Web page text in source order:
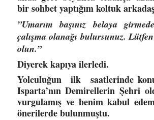
bir sohbet yaptığım koltuk
”Umarım başınız belaya
çalışma olanağı bulursunuz.
olun.”
Diyerek kapıya ilerledi.
Yolculuğun ilk saatlerinde
Isparta’nın Demirellerin Şehri
vurgulamış ve benim kabul
önerilerde bulunmuştu.